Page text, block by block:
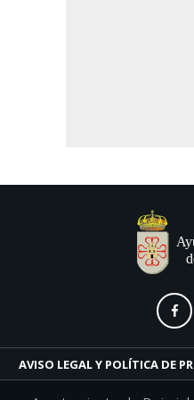
AVISO LEGAL Y POLÍTICA DE